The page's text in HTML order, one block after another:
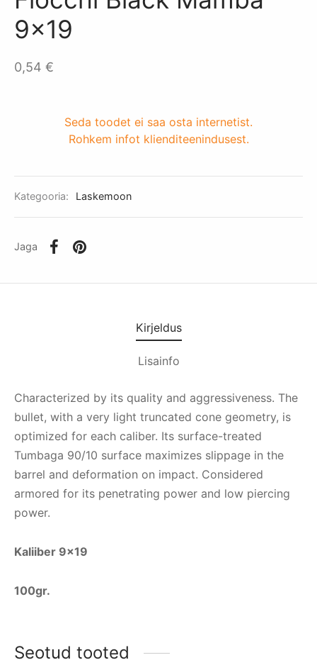
9×19
0,54 €
Seda toodet ei saa osta internetist.
Rohkem infot klienditeenindusest.
Kategooria: Laskemoon
Jaga
Kirjeldus
Lisainfo
Characterized by its quality and aggressiveness. The
bullet, with a very light truncated cone geometry, is
optimized for each caliber. Its surface-treated
Tumbaga 90/10 surface maximizes slippage in the
barrel and deformation on impact. Considered
armored for its penetrating power and low piercing
power.
Kaliiber 9×19
100gr.
Seotud tooted
Basic
lisad/varuosad
olulised osad